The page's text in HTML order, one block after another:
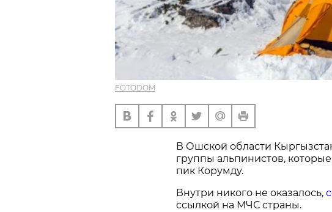
FOTODOM
В Ошской области
группы альпинистов,
пик Корумду.
Внутри никого не оказалось,
ссылкой на МЧС страны.